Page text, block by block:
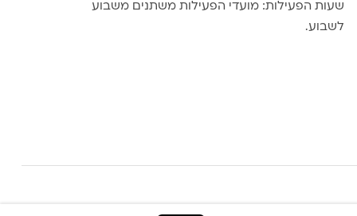
שעות הפעילות: מועדי הפעילות משתנים משבוע
לשבוע.